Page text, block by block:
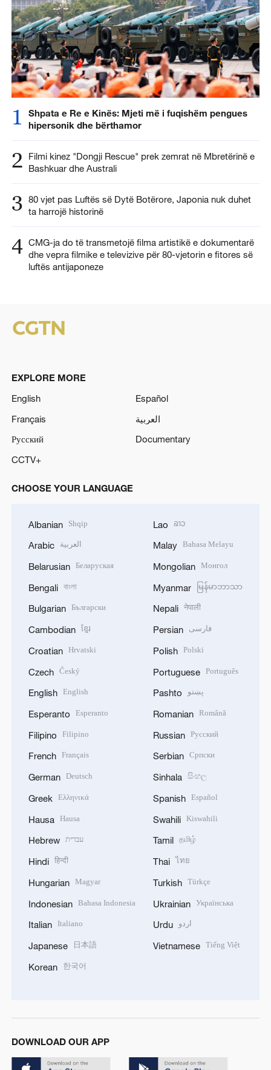
1
Shpata e Re e Kinës: Mjeti më i fuqishëm pengues
hipersonik dhe bërthamor
2
Filmi kinez "Dongji Rescue" prek zemrat në Mbretërinë e
Bashkuar dhe Australi
3 80 vjet pas Luftës së Dytë Botërore, Japonia nuk duhet
ta harrojë historinë
4 CMG-ja do të transmetojë filma artistikë e dokumentarë
dhe vepra filmike e televizive për 80-vjetorin e fitores së
luftës antijaponeze
EXPLORE MORE
English
Español
Français
العربية
Русский
Documentary
CCTV+
CHOOSE YOUR LANGUAGE
Albanian Shqip
Arabic العربية
Belarusian Беларуская
Bengali বাংলা
Bulgarian Български
Cambodian ខ្មែរ
Croatian Hrvatski
Czech Český
English English
Esperanto Esperanto
Filipino Filipino
French Français
German Deutsch
Greek Ελληνικά
Hausa Hausa
Hebrew עברית
Hindi हिन्दी
Hungarian Magyar
Indonesian Bahasa Indonesia
Italian Italiano
Japanese 日本語
Korean 한국어
Lao ລາວ
Malay Bahasa Melayu
Mongolian Монгол
Myanmar မြန်မာဘာသာ
Nepali नेपाली
Persian فارسی
Polish Polski
Portuguese Português
Pashto پښتو
Romanian Română
Russian Русский
Serbian Српски
Sinhala සිංහල
Spanish Español
Swahili Kiswahili
Tamil தமிழ்
Thai ไทย
Turkish Türkçe
Ukrainian Українська
Urdu اردو
Vietnamese Tiếng Việt
DOWNLOAD OUR APP